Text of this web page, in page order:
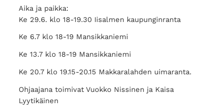
Aika ja paikka:
Ke 29.6. klo 18-19.30 Iisalmen kaupunginranta
Ke 6.7 klo 18-19 Mansikkaniemi
Ke 13.7 klo 18-19 Mansikkaniemi
Ke 20.7 klo 19.15-20.15 Makkaralahden uimaranta.
Ohjaajana toimivat Vuokko Nissinen ja Kaisa
Lyytikäinen